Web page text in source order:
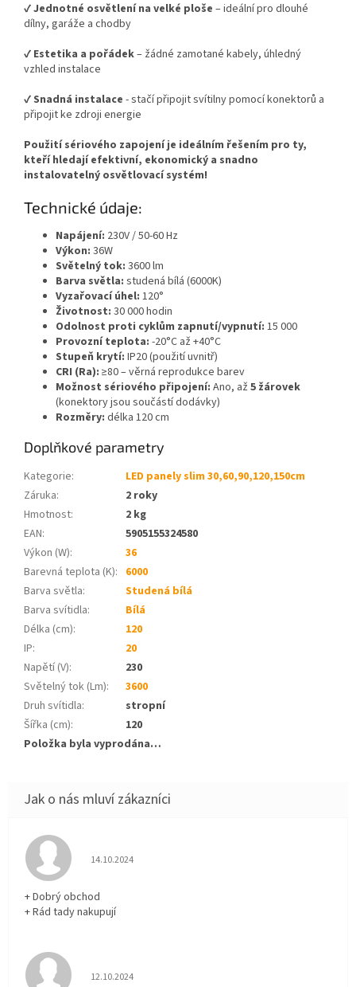
✔️Jednotné osvětlení na velké ploše – ideální pro dlouhé
dílny, garáže a chodby
✔️ Estetika a pořádek– žádné zamotané kabely, úhledný
vzhled instalace
✔️Snadná instalace - stačí připojit svítilny pomocí konektorů a
připojit ke zdroji energie
Použití sériového zapojení je ideálním řešením pro ty,
kteří hledají efektivní, ekonomický a snadno
instalovatelný osvětlovací systém!
Technické údaje:
Napájení: 230V / 50-60 Hz
Výkon: 36W
Světelný tok: 3600 lm
Barva světla: studená bílá (6000K)
Vyzařovací úhel: 120°
Životnost: 30 000 hodin
Odolnost proti cyklům zapnutí/vypnutí: 15 000
Provozní teplota: -20°C až +40°C
Stupeň krytí: IP20 (použití uvnitř)
CRI (Ra): ≥80 – věrná reprodukce barev
Možnost sériového připojení: Ano, až 5 žárovek
(konektory jsou součástí dodávky)
Rozměry: délka 120 cm
Doplňkové parametry
Kategorie:
LED panely slim 30,60,90,120,150cm
Záruka:
2 roky
Hmotnost:
2 kg
EAN:
5905155324580
Výkon (W):
36
Barevná teplota (K): 6000
Barva světla:
Studená bílá
Barva svítidla:
Bílá
Délka (cm):
120
IP:
20
Napětí (V):
230
Světelný tok (Lm):
3600
Druh svítidla:
stropní
Šířka (cm):
120
Položka byla vyprodána…
Hodnocení obchodu je 5 z 5 hvězdiček.
14.10.2024
+ Dobrý obchod
+ Rád tady nakupují
Hodnocení obchodu je 5 z 5 hvězdiček.
12.10.2024